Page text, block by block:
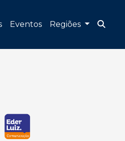
Eventos Regiões